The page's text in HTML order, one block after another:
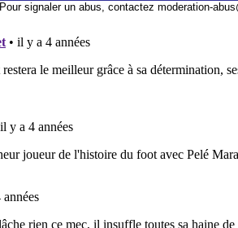
Pour signaler un abus, contactez moderation-